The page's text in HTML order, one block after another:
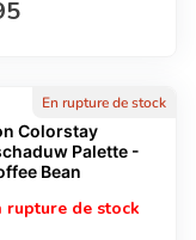
En rupture de stock
Colorstay
Palette -
Bean
rupture de stock